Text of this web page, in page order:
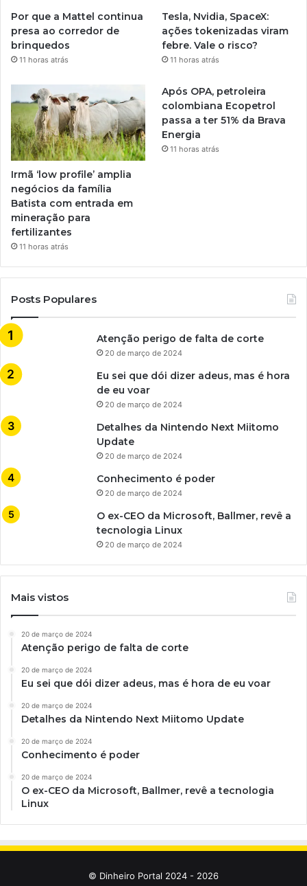
Por que a Mattel continua
presa ao corredor de
brinquedos
11 horas atrás
Tesla, Nvidia, SpaceX:
ações tokenizadas viram
febre. Vale o risco?
11 horas atrás
Irmã ‘low profile’ amplia
negócios da família
Batista com entrada em
mineração para
fertilizantes
11 horas atrás
Após OPA, petroleira
colombiana Ecopetrol
passa a ter 51% da Brava
Energia
11 horas atrás
Posts Populares
Atenção perigo de falta de corte
20 de março de 2024
Eu sei que dói dizer adeus, mas é hora
de eu voar
20 de março de 2024
Detalhes da Nintendo Next Miitomo
Update
20 de março de 2024
Conhecimento é poder
20 de março de 2024
O ex-CEO da Microsoft, Ballmer, revê a
tecnologia Linux
20 de março de 2024
Mais vistos
20 de março de 2024
Atenção perigo de falta de corte
20 de março de 2024
Eu sei que dói dizer adeus, mas é hora de eu voar
20 de março de 2024
Detalhes da Nintendo Next Miitomo Update
20 de março de 2024
Conhecimento é poder
20 de março de 2024
O ex-CEO da Microsoft, Ballmer, revê a tecnologia
Linux
© Dinheiro Portal 2024 - 2026